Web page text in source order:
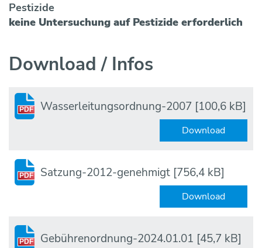
Pestizide
keine Untersuchung auf Pestizide erforderlich
Download / Infos
PDF Wasserleitungsordnung-2007 [100,6 kB]
Download
PDF Satzung-2012-genehmigt [756,4 kB]
Download
PDF Gebührenordnung-2024.01.01 [45,7 kB]